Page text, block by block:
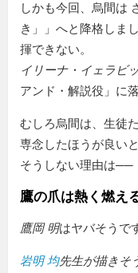
しかも今回、烏間は
き
」へと降格しま
揮できない。
イリーナ・イェラビ
アンド・解説役」に
むしろ烏間は、生徒
専念したほうが良いと
そうしない理由は──
鷹の爪は熱く燃え
鷹岡 明はヤバそうで
岩明 均先生が描きそ